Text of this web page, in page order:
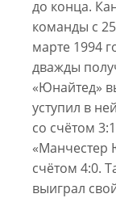
до конца.
команды с
марте 1994
дважды
«Юнайтед»
уступил в
со счётом
«Манчестер
счётом 4:0.
выиграл